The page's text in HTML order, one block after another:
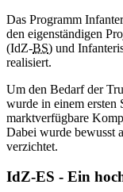
Das Programm
den eigenständigen
(IdZ-BS) und
realisiert.
Um den Bedarf der
wurde in einem
marktverfügbare
Dabei wurde bewusst
verzichtet.
IdZ-ES - Ein